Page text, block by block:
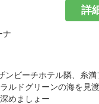
ナ
詳
ンビーチホテル隣、糸
ルドグリーンの海を見
めましょー